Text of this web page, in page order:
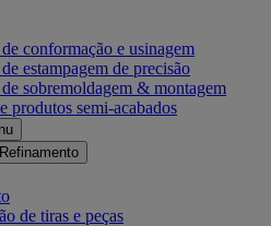
conformação e usinagem
estampagem de precisão
sobremoldagem & montagem
produtos semi-acabados
Refinamento
de tiras e peças